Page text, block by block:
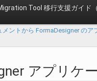
Tool 移行支援ガイド
メントから FormaDesigner の
アプリケ